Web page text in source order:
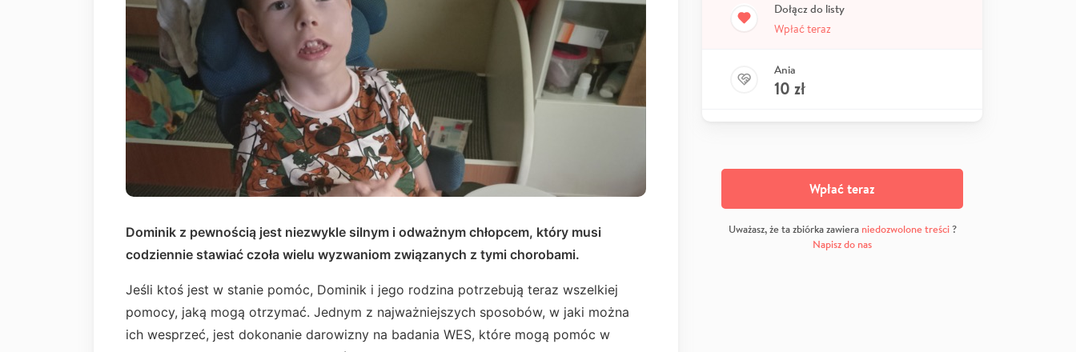
Dominik z pewnością jest niezwykle silnym i odważnym chłopcem, który musi
codziennie stawiać czoła wielu wyzwaniom związanych z tymi chorobami.
Jeśli ktoś jest w stanie pomóc, Dominik i jego rodzina potrzebują teraz wszelkiej
pomocy, jaką mogą otrzymać. Jednym z najważniejszych sposobów, w jaki można
ich wesprzeć, jest dokonanie darowizny na badania WES, które mogą pomóc w
Dołącz do listy
Wpłać teraz
Ania
10 zł
Wpłać teraz
Uważasz, że ta zbiórka zawiera niedozwolone treści?
Napisz do nas